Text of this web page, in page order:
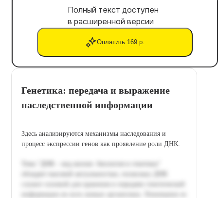
Полный текст доступен
в расширенной версии
Оплатить 169 р.
Генетика: передача и выражение
наследственной информации
Здесь анализируются механизмы наследования и
процесс экспрессии генов как проявление роли ДНК.